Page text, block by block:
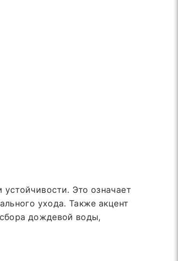
Это означает
ухода. Также акцент
дождевой воды,